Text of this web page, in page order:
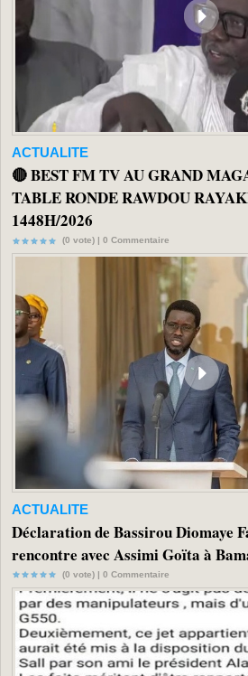
ACTUALITE
🔴 BEST FM TV AU GRAND
TABLE RONDE RAWDOU
1448H/2026
(0 vote) | 0 Commentaire
ACTUALITE
Déclaration de Bassirou Diomaye
rencontre avec Assimi Goïta à
(0 vote) | 0 Commentaire